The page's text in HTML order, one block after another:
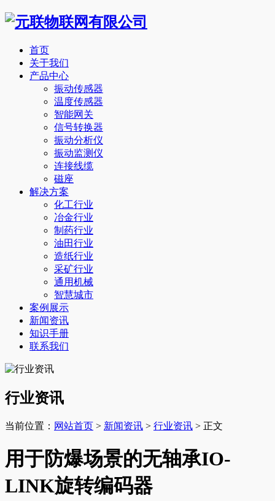
首页
关于我们
产品中心
振动传感器
温度传感器
智能网关
信号转换器
振动分析仪
振动监测仪
连接线缆
磁座
解决方案
化工行业
冶金行业
制药行业
油田行业
造纸行业
采矿行业
通用机械
智慧城市
案例展示
新闻资讯
知识手册
联系我们
行业资讯
当前位置： 网站首页 > 新闻资讯 > 行业资讯 > 正文
用于防爆场景的无轴承IO-
LINK旋转编码器